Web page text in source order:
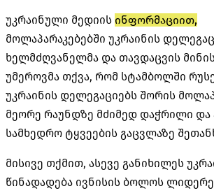
უკრაინული მედიის ინფორმაციით,
მოლაპარაკებებში უკრაინის
ხელმძღვანელმა და თავდაცვის
უმეროვმა თქვა, რომ სტამბოლში
უკრაინის დელეგაციებს შორის
მეორე რაუნდზე მძიმედ დაჭრილი და
სამხედრო ტყვეების გაცვლაზე
მისივე თქმით, ასევე განიხილეს
წინადადება ივნისის ბოლოს